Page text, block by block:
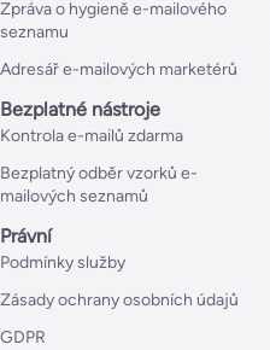
Zpráva o hygieně e-mailového
seznamu
Adresář e-mailových marketérů
Bezplatné nástroje
Kontrola e-mailů zdarma
Bezplatný odběr vzorků e-
mailových seznamů
Právní
Podmínky služby
Zásady ochrany osobních údajů
GDPR